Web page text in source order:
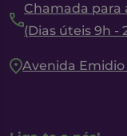
Chamada para
(Dias úteis 9h -
Avenida Emidio